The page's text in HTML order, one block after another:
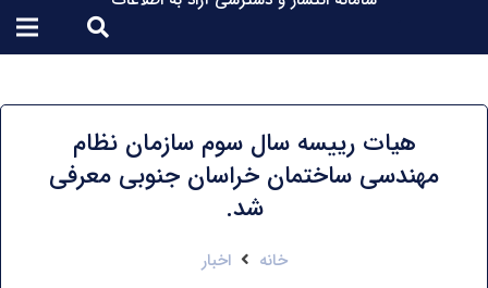
هیات رییسه سال سوم سازمان نظام
مهندسی ساختمان خراسان جنوبی معرفی
شد.
خانه اخبار